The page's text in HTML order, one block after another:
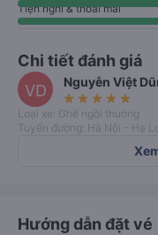
Tiện nghi & thoải mái
Chi tiết đánh giá
VD Nguyễn Việt
star_rate star_rate star_rate star_rate star_rate
Loại xe: Ghế ngồi thường
Tuyến đường: Hà Nội - Hạ
Hướng dẫn đặt vé